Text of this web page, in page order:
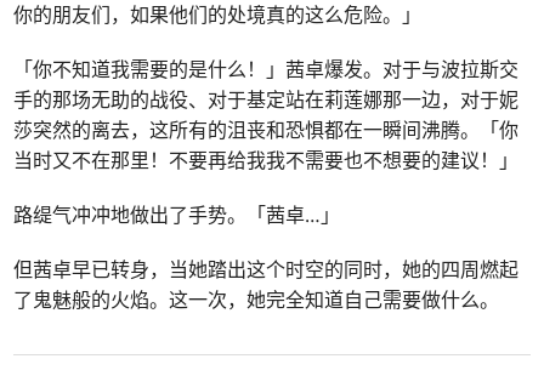
你的朋友们，如果他们的处境真的这么危险。」
「你不知道我需要的是什么！」茜卓爆发。对于与波拉斯交
手的那场无助的战役、对于基定站在莉莲娜那一边，对于妮
莎突然的离去，这所有的沮丧和恐惧都在一瞬间沸腾。「你
当时又不在那里！不要再给我我不需要也不想要的建议！」
路缇气冲冲地做出了手势。「茜卓…」
但茜卓早已转身，当她踏出这个时空的同时，她的四周燃起
了鬼魅般的火焰。这一次，她完全知道自己需要做什么。